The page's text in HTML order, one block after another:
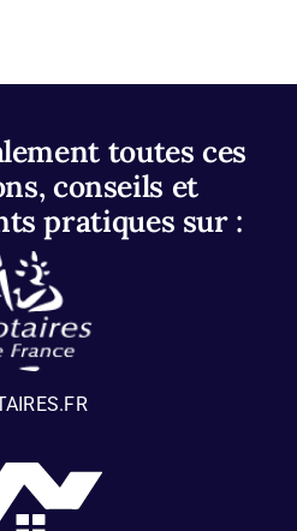
toutes ces
conseils et
pratiques sur :